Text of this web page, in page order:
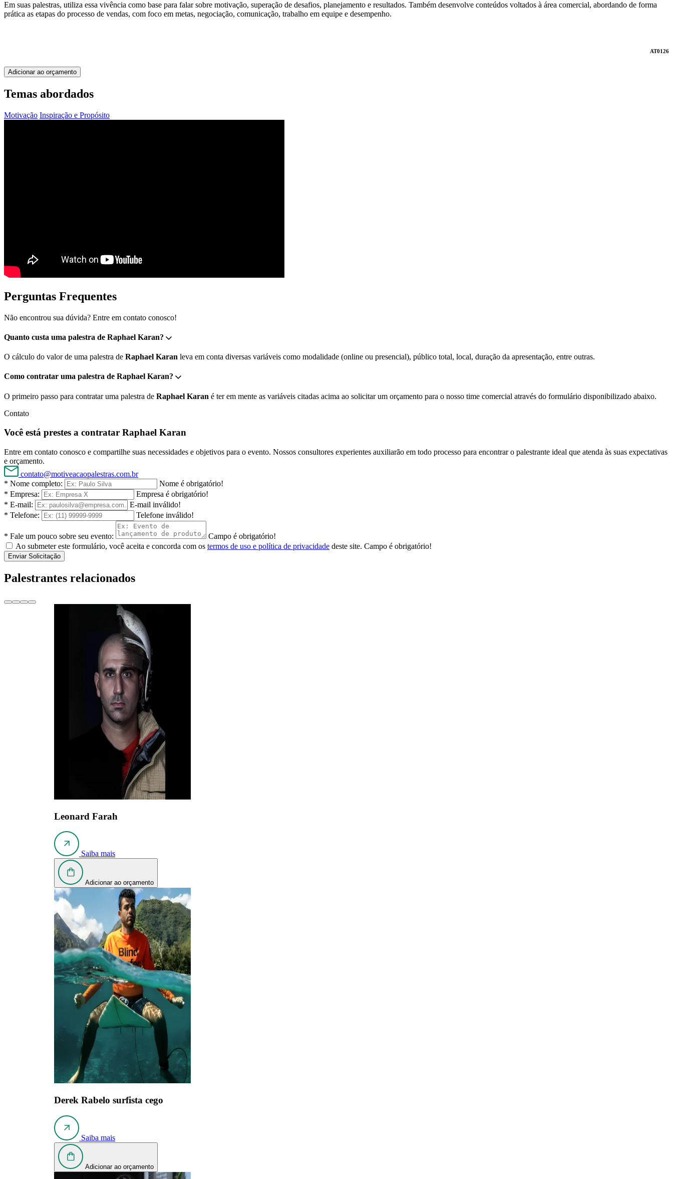
Em suas palestras, utiliza essa vivência como base para falar sobre motivação, superação de desafios, planejamento e resultados. Também desenvolve conteúdos voltados à área comercial, abordando de forma
prática as etapas do processo de vendas, com foco em metas, negociação, comunicação, trabalho em equipe e desempenho.
AT0126
Adicionar ao orçamento
Temas abordados
Motivação Inspiração e Propósito
Perguntas Frequentes
Não encontrou sua dúvida? Entre em contato conosco!
Quanto custa uma palestra de Raphael Karan?
O cálculo do valor de uma palestra de Raphael Karan leva em conta diversas variáveis como modalidade (online ou presencial), público total, local, duração da apresentação, entre outras.
Como contratar uma palestra de Raphael Karan?
O primeiro passo para contratar uma palestra de Raphael Karan é ter em mente as variáveis citadas acima ao solicitar um orçamento para o nosso time comercial através do formulário disponibilizado abaixo.
Contato
Você está prestes a contratar Raphael Karan
Entre em contato conosco e compartilhe suas necessidades e objetivos para o evento. Nossos consultores experientes auxiliarão em todo processo para encontrar o palestrante ideal que atenda às suas expectativas
e orçamento.
contato@motiveacaopalestras.com.br
* Nome completo:
Nome é obrigatório!
* Empresa:
Empresa é obrigatório!
* E-mail:
E-mail inválido!
* Telefone:
Telefone inválido!
* Fale um pouco sobre seu evento:
Campo é obrigatório!
Ao submeter este formulário, você aceita e concorda com os termos de uso e política de privacidade deste site. Campo é obrigatório!
Enviar Solicitação
Palestrantes relacionados
Leonard Farah
Saiba mais
Adicionar ao orçamento
Derek Rabelo surfista cego
Saiba mais
Adicionar ao orçamento